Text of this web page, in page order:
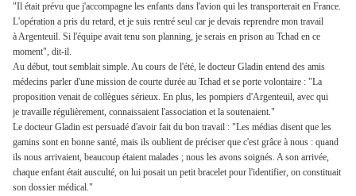
"Il était prévu que j'accompagne les enfants dans l'avion qui les transporterait en France.
L'opération a pris du retard, et je suis rentré seul car je devais reprendre mon travail
à Argenteuil. Si l'équipe avait tenu son planning, je serais en prison au Tchad en ce
moment", dit-il.
Au début, tout semblait simple. Au cours de l'été, le docteur Gladin entend des amis
médecins parler d'une mission de courte durée au Tchad et se porte volontaire : "La
proposition venait de collègues sérieux. En plus, les pompiers d'Argenteuil, avec qui
je travaille régulièrement, connaissaient l'association et la soutenaient."
Le docteur Gladin est persuadé d'avoir fait du bon travail : "Les médias disent que les
gamins sont en bonne santé, mais ils oublient de préciser que c'est grâce à nous : quand
ils nous arrivaient, beaucoup étaient malades ; nous les avons soignés. A son arrivée,
chaque enfant était ausculté, on lui posait un petit bracelet pour l'identifier, on constituait
son dossier médical."